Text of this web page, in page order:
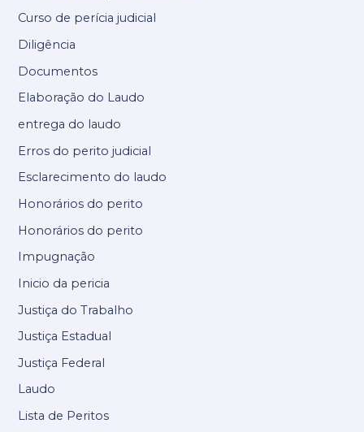
Curso de perícia judicial
Diligência
Documentos
Elaboração do Laudo
entrega do laudo
Erros do perito judicial
Esclarecimento do laudo
Honorários do perito
Honorários do perito
Impugnação
Inicio da pericia
Justiça do Trabalho
Justiça Estadual
Justiça Federal
Laudo
Lista de Peritos